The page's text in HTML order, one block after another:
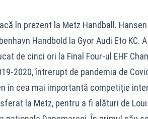
în prezent la Metz Handball.
Handbold la Gyor Audi Eto KC.
de cinci ori la Final Four-ul EHF
2020, întrerupt de pandemia de
în cea mai importantă competiție
la Metz, pentru a fi alături de